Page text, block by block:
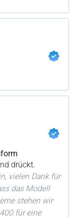
drückt.
vielen Dank für
das Modell
stehen wir
für eine